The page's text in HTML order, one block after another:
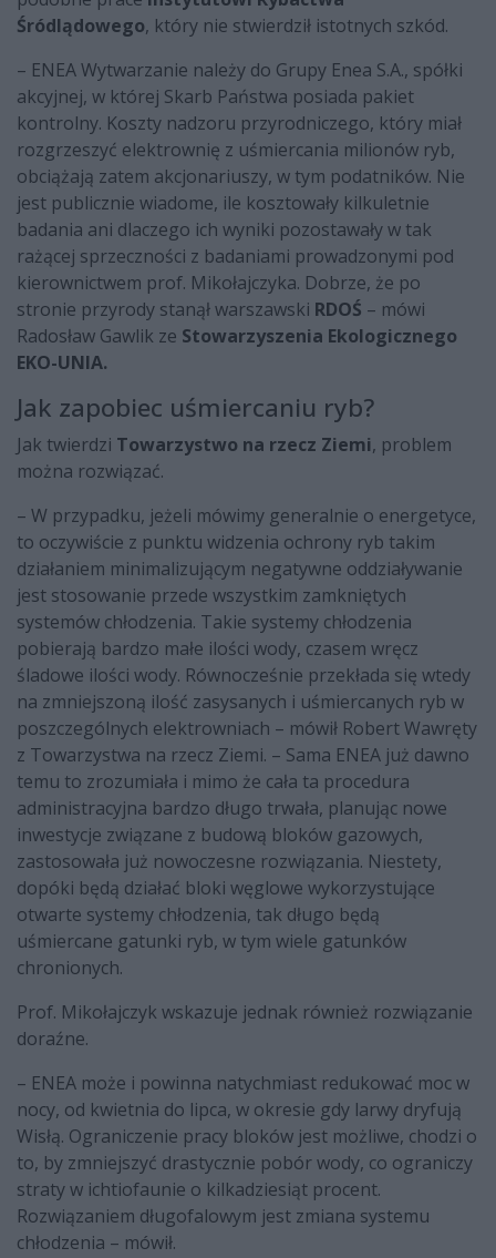
Śródlądowego, który nie stwierdził istotnych szkód.
– ENEA Wytwarzanie należy do Grupy Enea S.A., spółki
akcyjnej, w której Skarb Państwa posiada pakiet
kontrolny. Koszty nadzoru przyrodniczego, który miał
rozgrzeszyć elektrownię z uśmiercania milionów ryb,
obciążają zatem akcjonariuszy, w tym podatników. Nie
jest publicznie wiadome, ile kosztowały kilkuletnie
badania ani dlaczego ich wyniki pozostawały w tak
rażącej sprzeczności z badaniami prowadzonymi pod
kierownictwem prof. Mikołajczyka. Dobrze, że po
stronie przyrody stanął warszawski RDOŚ – mówi
Radosław Gawlik ze Stowarzyszenia Ekologicznego
EKO-UNIA.
Jak zapobiec uśmiercaniu ryb?
Jak twierdzi Towarzystwo na rzecz Ziemi, problem
można rozwiązać.
– W przypadku, jeżeli mówimy generalnie o energetyce,
to oczywiście z punktu widzenia ochrony ryb takim
działaniem minimalizującym negatywne oddziaływanie
jest stosowanie przede wszystkim zamkniętych
systemów chłodzenia. Takie systemy chłodzenia
pobierają bardzo małe ilości wody, czasem wręcz
śladowe ilości wody. Równocześnie przekłada się wtedy
na zmniejszoną ilość zasysanych i uśmiercanych ryb w
poszczególnych elektrowniach – mówił Robert Wawręty
z Towarzystwa na rzecz Ziemi. – Sama ENEA już dawno
temu to zrozumiała i mimo że cała ta procedura
administracyjna bardzo długo trwała, planując nowe
inwestycje związane z budową bloków gazowych,
zastosowała już nowoczesne rozwiązania. Niestety,
dopóki będą działać bloki węglowe wykorzystujące
otwarte systemy chłodzenia, tak długo będą
uśmiercane gatunki ryb, w tym wiele gatunków
chronionych.
Prof. Mikołajczyk wskazuje jednak również rozwiązanie
doraźne.
– ENEA może i powinna natychmiast redukować moc w
nocy, od kwietnia do lipca, w okresie gdy larwy dryfują
Wisłą. Ograniczenie pracy bloków jest możliwe, chodzi o
to, by zmniejszyć drastycznie pobór wody, co ograniczy
straty w ichtiofaunie o kilkadziesiąt procent.
Rozwiązaniem długofalowym jest zmiana systemu
chłodzenia – mówił.